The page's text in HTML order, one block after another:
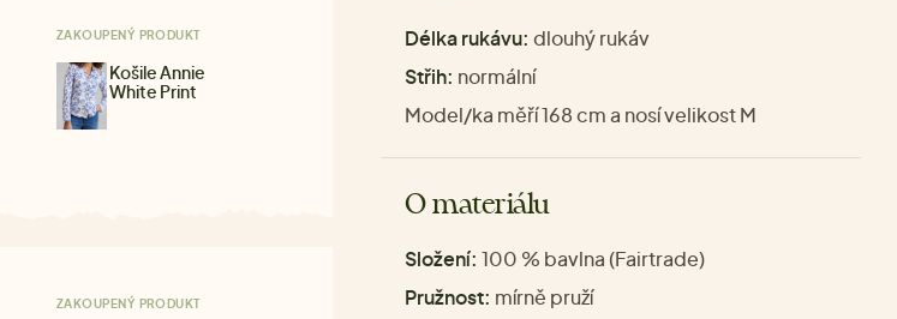
ZAKOUPENÝ PRODUKT
Košile Annie
White Print
ZAKOUPENÝ PRODUKT
Délka rukávu: dlouhý rukáv
Střih: normální
Model/ka měří 168 cm a nosí velikost M
O materiálu
Složení: 100 % bavlna (Fairtrade)
Pružnost: mírně pruží